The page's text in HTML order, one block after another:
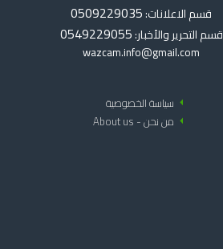
قسم الاعلانات: 0509229035
قسم التحرير والأخبار: 0549229055
wazcam.info@gmail.com
arrow_left سياسة الخصوصية
arrow_left من نحن - About us